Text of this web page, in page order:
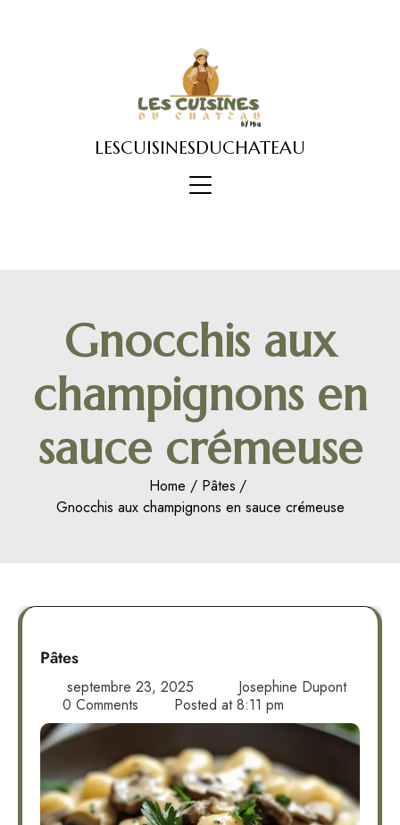
LESCUISINESDUCHATEAU
Gnocchis aux
champignons en
sauce crémeuse
Home
Pâtes
Gnocchis aux champignons en sauce crémeuse
Pâtes
septembre 23, 2025
Josephine Dupont
0 Comments
Posted at8:11 pm